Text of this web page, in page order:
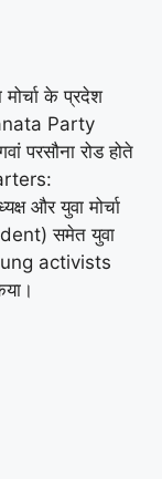
मोर्चा के प्रदेश
Party
परसौना रोड होते
और युवा मोर्चा
समेत युवा
activists